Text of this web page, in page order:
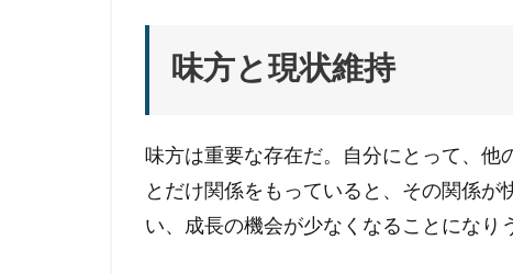
味方と現状維持
味方は重要な存在だ。自分にとって、
とだけ関係をもっていると、その関係が
い、成長の機会が少なくなることになり